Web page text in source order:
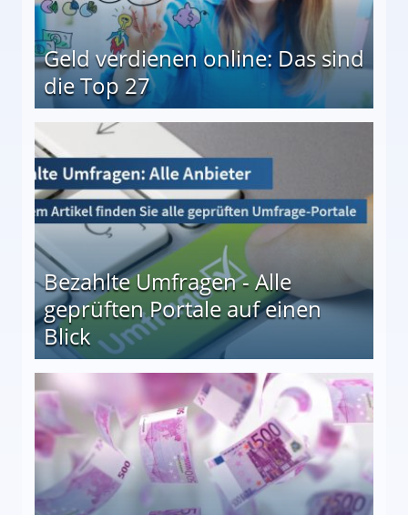
Geld verdienen online: Das sind
die Top 27
Bezahlte Umfragen - Alle
geprüften Portale auf einen
Blick
auf einen Blick